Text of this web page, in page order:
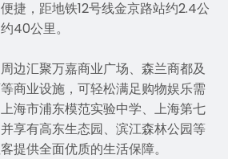
捷，距地铁12号线金京路站约2.4公
40公里。
边汇聚万嘉商业广场、森兰商都及
商业设施，可轻松满足购物娱乐需
海市浦东模范实验中学、上海第七
享有高东生态园、滨江森林公园等
提供全面优质的生活保障。